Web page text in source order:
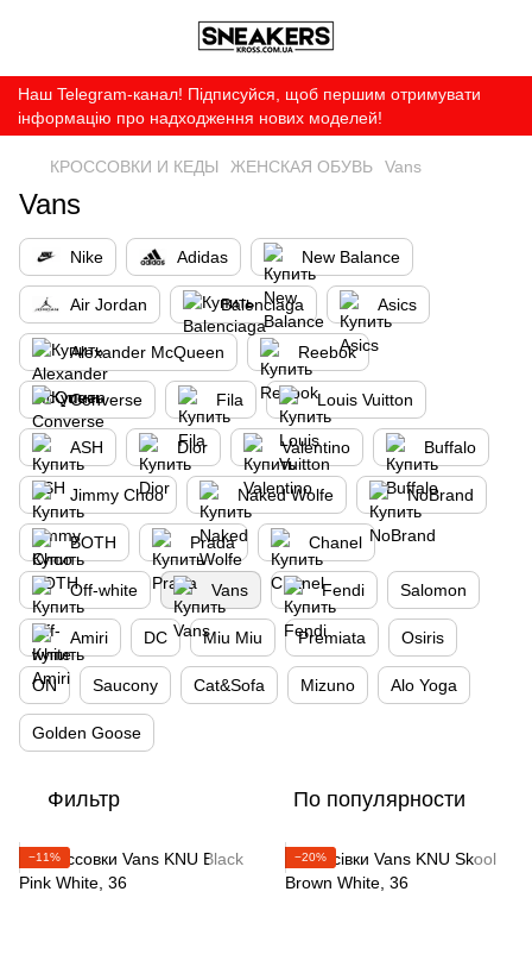
Наш Telegram-канал! Підписуйся, щоб першим отримувати
інформацію про надходження нових моделей!
КРОССОВКИ И КЕДЫ ЖЕНСКАЯ ОБУВЬ Vans
Vans
Nike Adidas New Balance
Air Jordan Balenciaga Asics
Alexander McQueen Reebok
Converse Fila Louis Vuitton
ASH Dior Valentino Buffalo
Jimmy Choo Naked Wolfe NoBrand
BOTH Prada Chanel
Off-white Vans Fendi Salomon
Amiri DC Miu Miu Premiata Osiris
ON Saucony Cat&Sofa Mizuno Alo Yoga
Golden Goose
Фильтр По популярности
−11% −20%